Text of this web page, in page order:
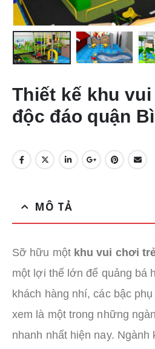
Thiết kế khu
độc đáo quận
MÔ TẢ
Sỡ hữu một khu vui chơi
một lợi thế lớn để quảng bá
khách hàng nhí, các bậc
xem là một trong những
nhanh nhất hiện nay. Ngành